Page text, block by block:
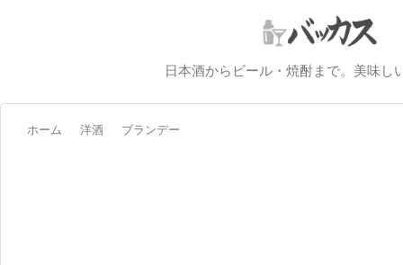
日本酒からビール・焼酎まで。美味し
ホーム 洋酒 ブランデー